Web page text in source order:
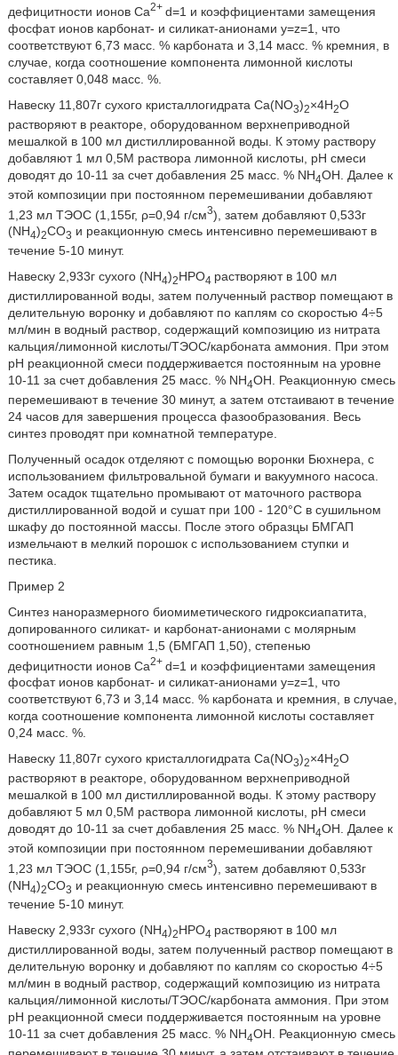
дефицитности ионов Ca2+ d=1 и коэффициентами замещения
фосфат ионов карбонат- и силикат-анионами y=z=1, что
соответствуют 6,73 масс. % карбоната и 3,14 масс. % кремния, в
случае, когда соотношение компонента лимонной кислоты
составляет 0,048 масс. %.
Навеску 11,807г сухого кристаллогидрата Са(NO3)2×4H2O
растворяют в реакторе, оборудованном верхнеприводной
мешалкой в 100 мл дистиллированной воды. К этому раствору
добавляют 1 мл 0,5М раствора лимонной кислоты, рН смеси
доводят до 10-11 за счет добавления 25 масс. % NH4OH. Далее к
этой композиции при постоянном перемешивании добавляют
1,23 мл ТЭОС (1,155г, ρ=0,94 г/см3), затем добавляют 0,533г
(NH4)2CO3 и реакционную смесь интенсивно перемешивают в
течение 5-10 минут.
Навеску 2,933г сухого (NH4)2HPO4 растворяют в 100 мл
дистиллированной воды, затем полученный раствор помещают в
делительную воронку и добавляют по каплям со скоростью 4÷5
мл/мин в водный раствор, содержащий композицию из нитрата
кальция/лимонной кислоты/ТЭОС/карбоната аммония. При этом
рН реакционной смеси поддерживается постоянным на уровне
10-11 за счет добавления 25 масс. % NH4OH. Реакционную смесь
перемешивают в течение 30 минут, а затем отстаивают в течение
24 часов для завершения процесса фазообразования. Весь
синтез проводят при комнатной температуре.
Полученный осадок отделяют с помощью воронки Бюхнера, с
использованием фильтровальной бумаги и вакуумного насоса.
Затем осадок тщательно промывают от маточного раствора
дистиллированной водой и сушат при 100 - 120°С в сушильном
шкафу до постоянной массы. После этого образцы БМГАП
измельчают в мелкий порошок с использованием ступки и
пестика.
Пример 2
Синтез наноразмерного биомиметического гидроксиапатита,
допированного силикат- и карбонат-анионами с молярным
соотношением равным 1,5 (БМГАП 1,50), степенью
дефицитности ионов Ca2+ d=1 и коэффициентами замещения
фосфат ионов карбонат- и силикат-анионами y=z=1, что
соответствуют 6,73 и 3,14 масс. % карбоната и кремния, в случае,
когда соотношение компонента лимонной кислоты составляет
0,24 масс. %.
Навеску 11,807г сухого кристаллогидрата Са(NO3)2×4H2O
растворяют в реакторе, оборудованном верхнеприводной
мешалкой в 100 мл дистиллированной воды. К этому раствору
добавляют 5 мл 0,5М раствора лимонной кислоты, рН смеси
доводят до 10-11 за счет добавления 25 масс. % NH4OH. Далее к
этой композиции при постоянном перемешивании добавляют
1,23 мл ТЭОС (1,155г, ρ=0,94 г/см3), затем добавляют 0,533г
(NH4)2CO3 и реакционную смесь интенсивно перемешивают в
течение 5-10 минут.
Навеску 2,933г сухого (NH4)2HPO4 растворяют в 100 мл
дистиллированной воды, затем полученный раствор помещают в
делительную воронку и добавляют по каплям со скоростью 4÷5
мл/мин в водный раствор, содержащий композицию из нитрата
кальция/лимонной кислоты/ТЭОС/карбоната аммония. При этом
рН реакционной смеси поддерживается постоянным на уровне
10-11 за счет добавления 25 масс. % NH4OH. Реакционную смесь